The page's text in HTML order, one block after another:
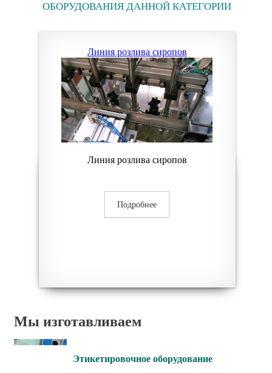
ОБОРУДОВАНИЯ ДАННОЙ КАТЕГОРИИ
Линия розлива сиропов
Линия розлива сиропов
Подробнее
Мы изготавливаем
Этикетировочное оборудование